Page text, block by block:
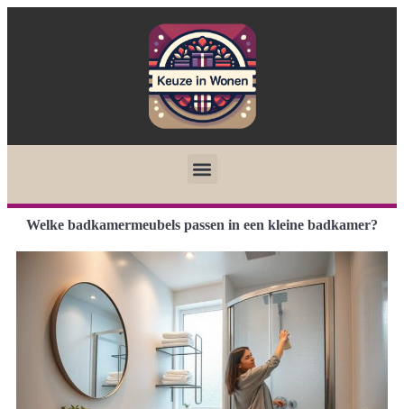
Welke badkamermeubels passen in een kleine badkamer?